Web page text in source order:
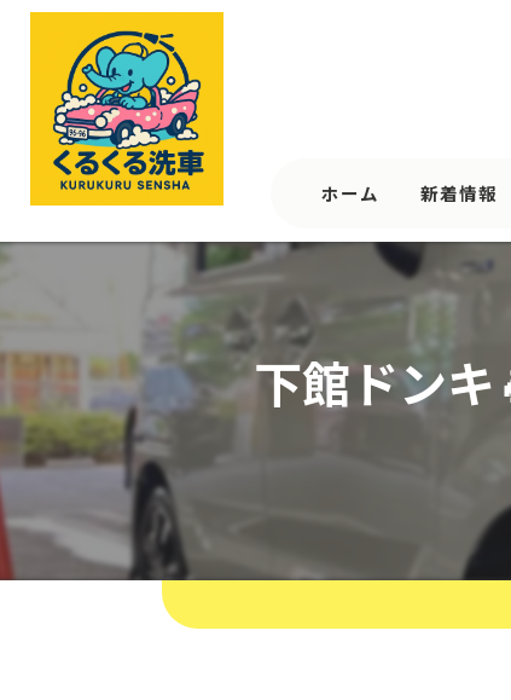
ホーム 新着情報
下館ドン